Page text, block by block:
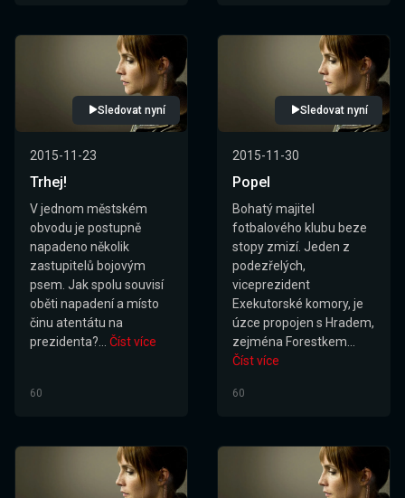
Sledovat nyní
2015-11-23
Trhej!
V jednom městském
obvodu je postupně
napadeno několik
zastupitelů bojovým
psem. Jak spolu souvisí
oběti napadení a místo
činu atentátu na
prezidenta?... Číst více
60
Sledovat nyní
2015-11-30
Popel
Bohatý majitel
fotbalového klubu beze
stopy zmizí. Jeden z
podezřelých,
viceprezident
Exekutorské komory, je
úzce propojen s Hradem,
zejména Forestkem...
Číst více
60